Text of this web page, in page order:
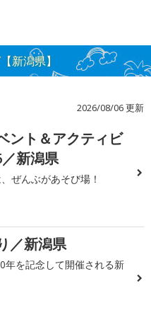
新潟県】
2026/08/06 更新
ント＆アクティビ
新潟県
ぜんぶがあそび場！
／新潟県
年を記念して開催される新